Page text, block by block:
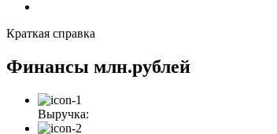
Краткая справка
Финансы млн.рублей
Выручка: